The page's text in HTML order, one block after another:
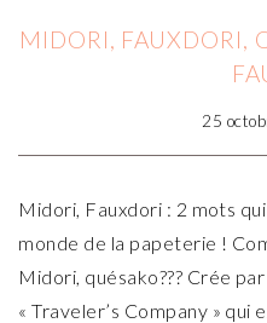
MIDORI, FAUXDORI,
25
Midori, Fauxdori : 2 mots
monde de la papeterie !
Midori, quésako??? Crée
« Traveler’s Company » qui